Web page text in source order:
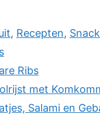
, Recepten,
Ribs
met
Salami en